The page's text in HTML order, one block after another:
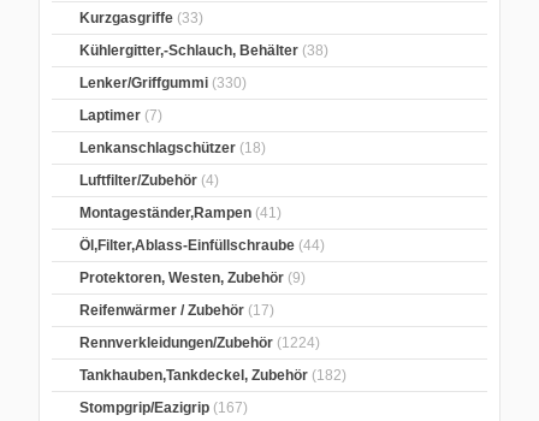
Kurzgasgriffe (33)
Kühlergitter,-Schlauch, Behälter (38)
Lenker/Griffgummi (330)
Laptimer (7)
Lenkanschlagschützer (18)
Luftfilter/Zubehör (4)
Montageständer,Rampen (41)
Öl,Filter,Ablass-Einfüllschraube (44)
Protektoren, Westen, Zubehör (9)
Reifenwärmer / Zubehör (17)
Rennverkleidungen/Zubehör (1224)
Tankhauben,Tankdeckel, Zubehör (182)
Stompgrip/Eazigrip (167)